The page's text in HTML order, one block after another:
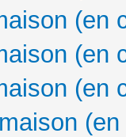
(en
(en
(en